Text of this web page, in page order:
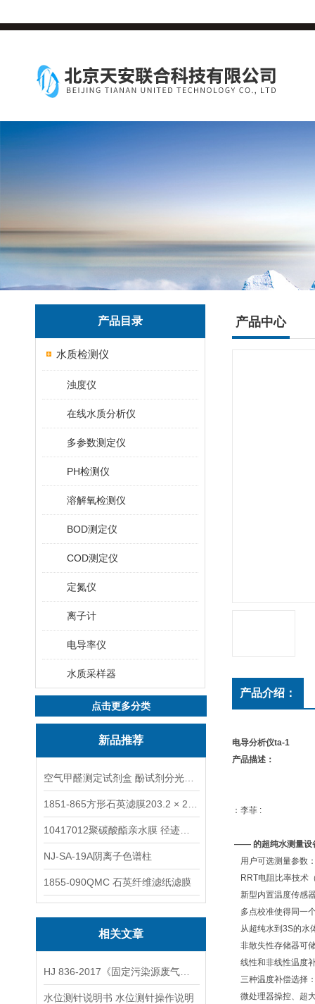
产品目录
水质检测仪
浊度仪
在线水质分析仪
多参数测定仪
PH检测仪
溶解氧检测仪
BOD测定仪
COD测定仪
定氮仪
离子计
电导率仪
水质采样器
点击更多分类
新品推荐
NJ-SA-19A阴离子色谱柱
1855-090QMC 石英纤维滤纸滤膜
相关文章
水位测针说明书 水位测针操作说明
产品中心
产品介绍：
电导分析仪ta-1
产品描述：
：李菲 :
—— 的超纯水测量设
用户可选测量参数
RRT电阻比率技术
新型内置温度传感
多点校准使得同一
从超纯水到3S的水
非散失性存储器可
线性和非线性温度
三种温度补偿选择
微处理器操控、超